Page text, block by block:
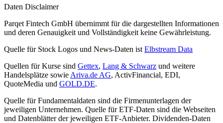
Daten Disclaimer
Parqet Fintech GmbH übernimmt für die dargestellten Informationen
und deren Genauigkeit und Vollständigkeit keine Gewährleistung.
Quelle für Stock Logos und News-Daten ist Elbstream Data
Quellen für Kurse sind Gettex, Lang & Schwarz und weitere
Handelsplätze sowie Ariva.de AG, ActivFinancial, EDI,
QuoteMedia und GOLD.DE.
Quelle für Fundamentaldaten sind die Firmenunterlagen der
jeweiligen Unternehmen. Quelle für ETF-Daten sind die Webseiten
und Datenblätter der jeweiligen ETF-Anbieter. Dividenden-Daten